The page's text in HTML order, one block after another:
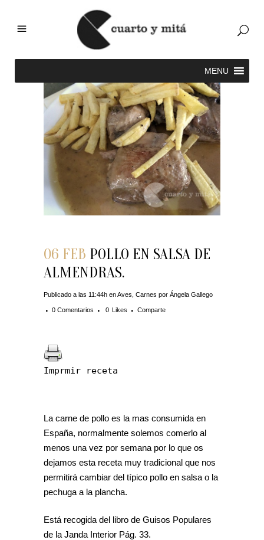
06 FEB POLLO EN SALSA DE
ALMENDRAS.
Publicado a las 11:44h enAves Carnes por Ángela Gallego
0 Comentarios 0 Likes Comparte
Imprmir receta
La carne de pollo es la mas consumida en
España, normalmente solemos comerlo al
menos una vez por semana por lo que os
dejamos esta receta muy tradicional que nos
permitirá cambiar del típico pollo en salsa o la
pechuga a la plancha.
Está recogida del libro de Guisos Populares
de la Janda Interior Pág. 33.